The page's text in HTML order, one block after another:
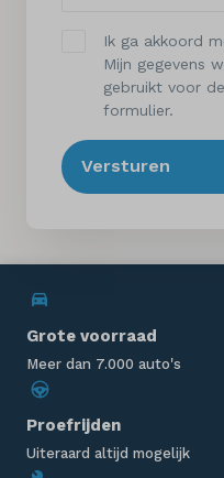
Ik ga akkoord
Mijn gegevens
gebruikt voor
formulier.
Versturen
Grote voorraad
Meer dan 7.000 auto's
Proefrijden
Uiteraard altijd mogelijk